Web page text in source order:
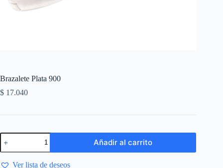
Brazalete Plata 900
$ 17.040
Añadir al carrito
Ver lista de deseos